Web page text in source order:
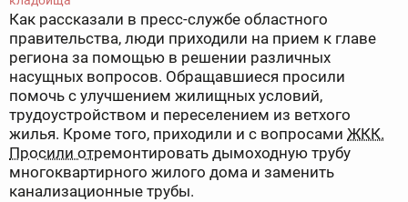
Как рассказали в пресс-службе областного
правительства, люди приходили на прием к главе
региона за помощью в решении различных
насущных вопросов. Обращавшиеся просили
помочь с улучшением жилищных условий,
трудоустройством и переселением из ветхого
жилья. Кроме того, приходили и с вопросами ЖКК.
Просили отремонтировать дымоходную трубу
многоквартирного жилого дома и заменить
канализационные трубы.